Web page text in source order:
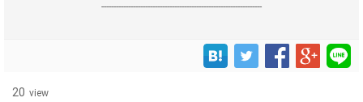
------------------------------------------------------------------
20 view